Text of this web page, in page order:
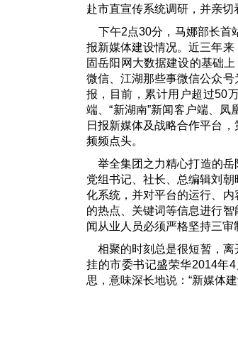
赴市直宣传系统调研，并亲切
下午2点30分，马娜部长首
报新媒体建设情况。近三年
固岳阳网大数据建设的基础
微信、江湖那些事微信公众
报，目前，累计用户超过50
端、“新湖南”新闻客户端、
日报新媒体及战略合作平台
频频点头。
举全集团之力精心打造的岳
党组书记、社长、总编辑刘
化系统，并对平台的运行、
的热点、关键词等信息进行
闻从业人员必须严格坚持三审
相聚的时刻总是很短暂，离
挂的市委书记盛荣华2014年
思，意味深长地说：“新媒体